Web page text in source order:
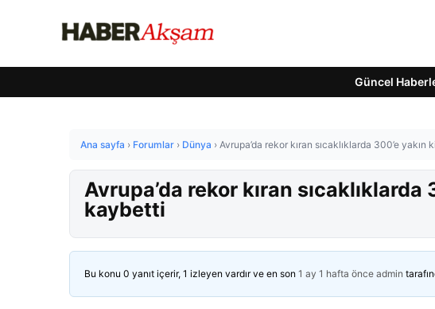
Güncel
Ana sayfa › Forumlar › Dünya › Avrupa’da rekor kıran sıcaklıklarda 300’e yakın
Avrupa’da rekor kıran sıcaklıklarda
kaybetti
Bu konu 0 yanıt içerir, 1 izleyen vardır ve en son 1 ay 1 hafta önce admin